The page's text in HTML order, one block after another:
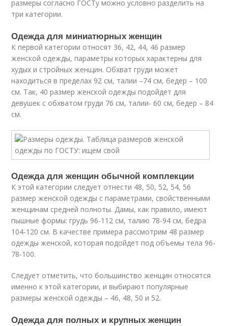
размеры согласно ГОСТу можно условно разделить на
три категории.
Одежда для миниатюрных женщин
К первой категории относят 36, 42, 44, 46 размер
женской одежды, параметры которых характерны для
худых и стройных женщин. Обхват груди может
находиться в пределах 92 см, талии –74 см, бедер – 100
см. Так, 40 размер женской одежды подойдет для
девушек с обхватом груди 76 см, талии- 60 см, бедер – 84
см.
Одежда для женщин обычной комплекции
К этой категории следует отнести 48, 50, 52, 54, 56
размер женской одежды с параметрами, свойственными
женщинам средней полноты. Дамы, как правило, имеют
пышные формы: грудь 96-112 см, талию 78-94 см, бедра
104-120 см. В качестве примера рассмотрим 48 размер
одежды женской, которая подойдет под объемы тела 96-
78-100.
Следует отметить, что большинство женщин относятся
именно к этой категории, и выбирают популярные
размеры женской одежды – 46, 48, 50 и 52.
Одежда для полных и крупных женщин